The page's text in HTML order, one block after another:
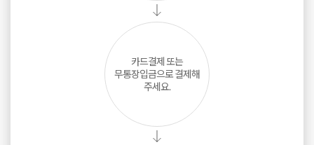
카드결제 또는
무통장입금으로 결제해
주세요.